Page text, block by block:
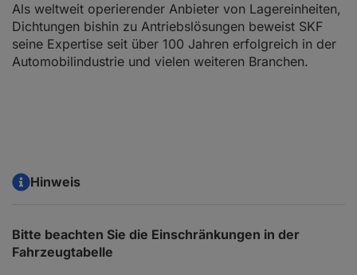
Als weltweit operierender Anbieter von Lagereinheiten,
Dichtungen bishin zu Antriebslösungen beweist SKF
seine Expertise seit über 100 Jahren erfolgreich in der
Automobilindustrie und vielen weiteren Branchen.
Hinweis
Bitte beachten Sie die Einschränkungen in der
Fahrzeugtabelle